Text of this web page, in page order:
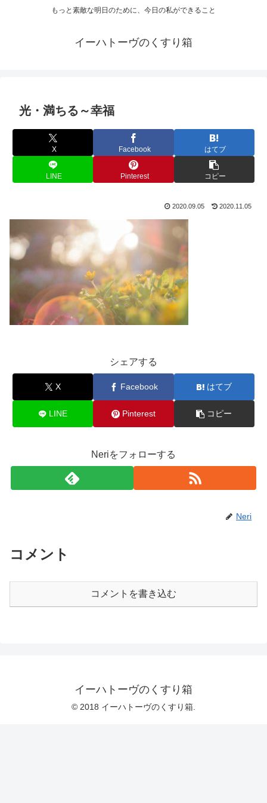
もっと素敵な明日のために、今日の私ができること
イーハトーヴのくすり箱
光・満ちる～幸福
X Facebook はてブ
LINE Pinterest コピー
2020.09.05 2020.11.05
シェアする
X Facebook はてブ
LINE Pinterest コピー
Neriをフォローする
Neri
コメント
コメントを書き込む
イーハトーヴのくすり箱
© 2018 イーハトーヴのくすり箱.